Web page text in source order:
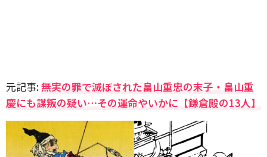
元記事:無実の罪で滅ぼされた畠山重忠の末子・畠山重
慶にも謀叛の疑い…その運命やいかに【鎌倉殿の13人】